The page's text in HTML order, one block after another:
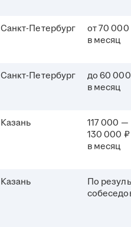
Санкт-Петербург
от 70
в месяц
Санкт-Петербург
до 60
в месяц
Казань
117 000 —
130 000 ₽
в месяц
Казань
По